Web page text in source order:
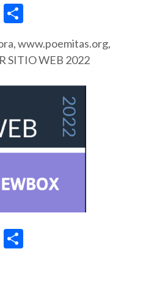
Email
www.poemitas.org,
SITIO WEB 2022
Email